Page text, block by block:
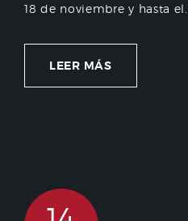
18 de noviembre y hasta el...
LEER MÁS